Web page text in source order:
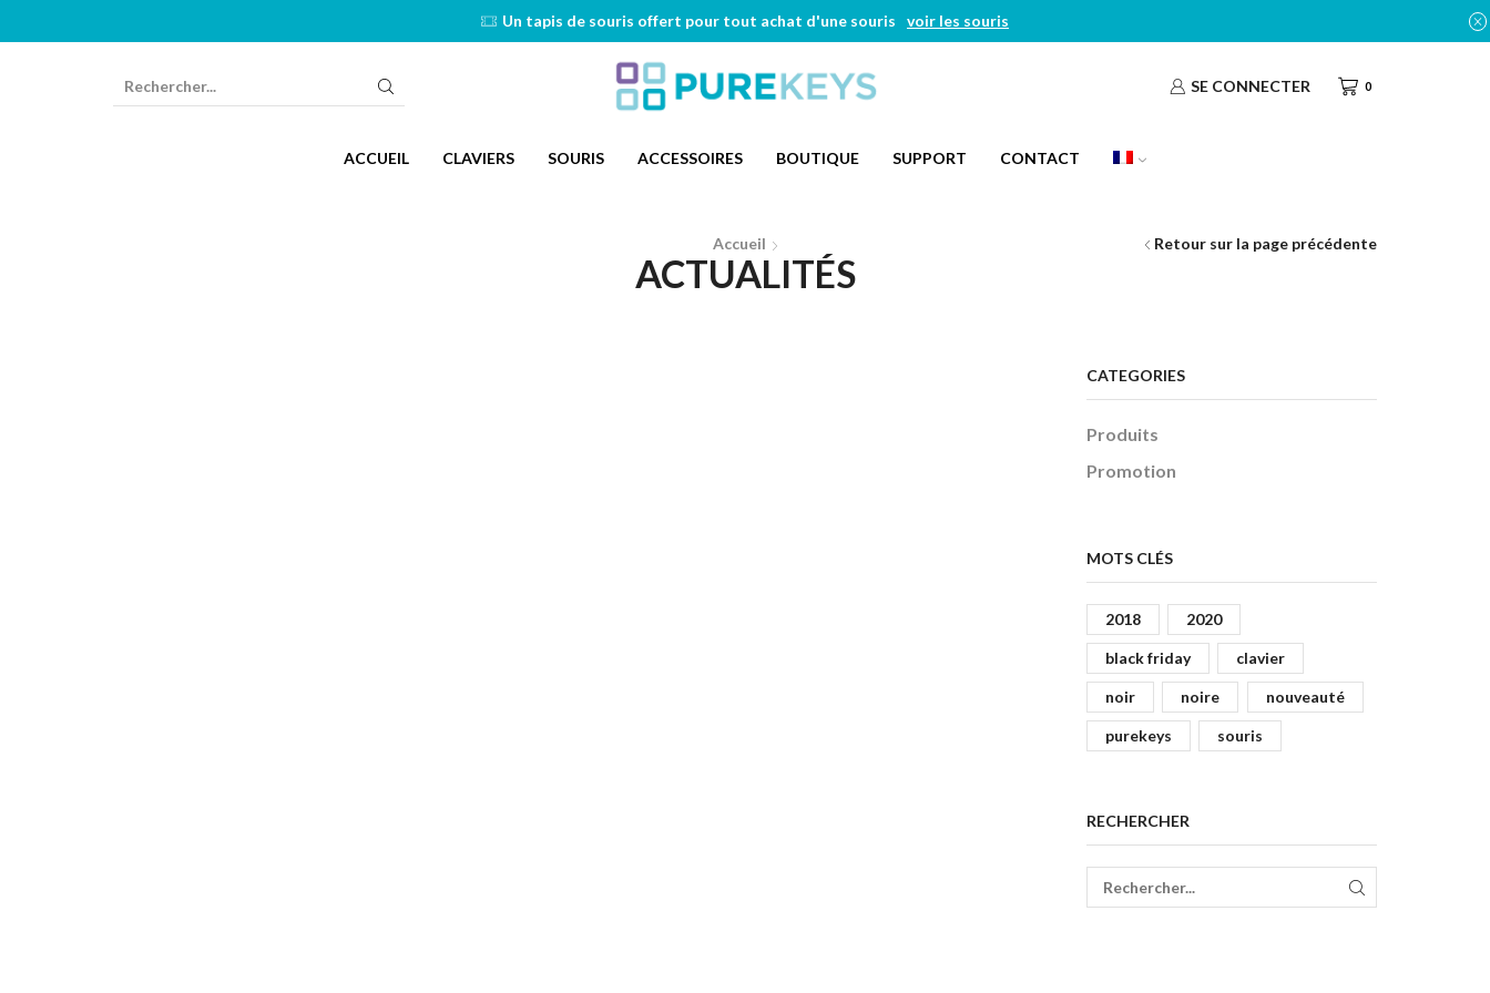
Un tapis de souris offert pour tout achat d'une souris voir les souris
SE CONNECTER 0
ACCUEIL CLAVIERS SOURIS ACCESSOIRES BOUTIQUE SUPPORT CONTACT
Retour sur la page précédente
Accueil
ACTUALITÉS
CATEGORIES
Produits
Promotion
MOTS CLÉS
2018 2020
black friday clavier
noir noire nouveauté
purekeys souris
RECHERCHER
RECHERCHER